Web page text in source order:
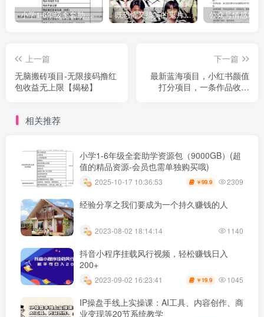
小学1-6年级全套助学资源包（9000GB）(超值的精品资源-会员也需单独购买哦) 既恐怖又搞笑的鬼片（10部猛鬼恐怖片都是喜剧片）
上一篇
无脑搬砖项目-无限接码撸红
包收益无上限【揭秘】
下一篇
最新蓝海项目，小红书颜值
打分项目，一条作品收入
相关推荐
小学1-6年级全套助学资源包（9000GB）(超
值的精品资源-会员也需单独购买哦)
2025-10-17 10:36:53 ￥99.9 2309
经验分享之我们要成为一个持久赚钱的人
2023-08-02 18:14:14 1140
抖音小程序挂载风行视频，轻松赚钱日入
200+
2023-09-02 16:23:41 ￥ 19.9 1045
IP操盘手线上实操课：AI工具、内容创作、商
业变现等20节系统教学